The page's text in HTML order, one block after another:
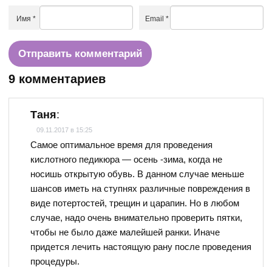
Имя* Email *
9 комментариев
Таня:
09.11.2017 в 15:25
Самое оптимальное время для проведения
кислотного педикюра — осень -зима, когда не
носишь открытую обувь. В данном случае меньше
шансов иметь на ступнях различные повреждения в
виде потертостей, трещин и царапин. Но в любом
случае, надо очень внимательно проверить пятки,
чтобы не было даже малейшей ранки. Иначе
придется лечить настоящую рану после проведения
процедуры.